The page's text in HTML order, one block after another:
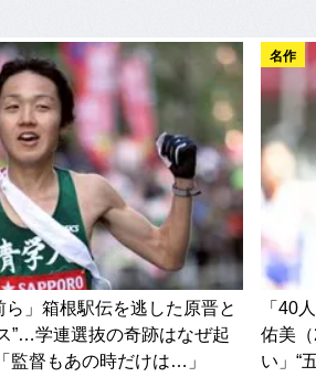
ら」箱根駅伝を逃した原晋と
”…学連選抜の奇跡はなぜ起
監督もあの時だけは…」
名作
「40
佑美
い」“